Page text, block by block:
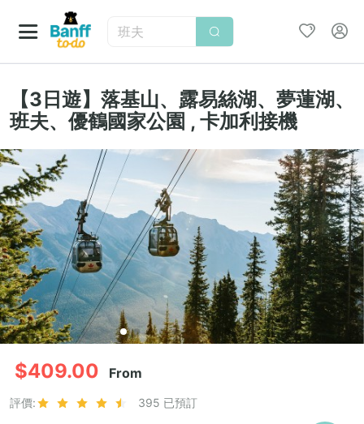
班夫
【3日遊】落基山、露易絲湖、夢蓮湖、
班夫、優鶴國家公園 , 卡加利接機
$409.00 From
評價: 395 已預訂